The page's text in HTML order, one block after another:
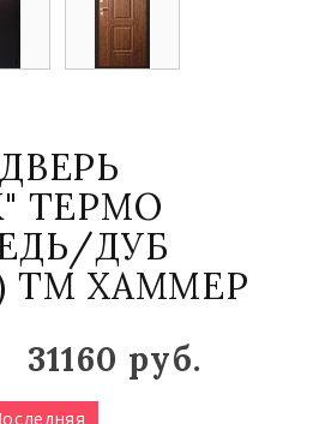
ТЕРМО
ДУБ
ТМ ХАММЕР
31160 руб.